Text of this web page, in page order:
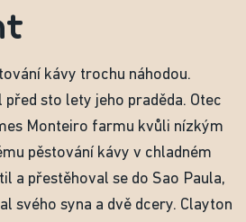
kávy trochu náhodou.
sto lety jeho praděda. Otec
Monteiro farmu kvůli nízkým
pěstování kávy v chladném
a přestěhoval se do Sao Paula,
svého syna a dvě dcery. Clayton